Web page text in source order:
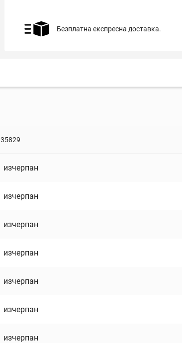
Безплатна експресна доставка.
35829
изчерпан
изчерпан
изчерпан
изчерпан
изчерпан
изчерпан
изчерпан